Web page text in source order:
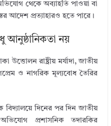
থেকে অব্যাহতি পাওয়া বা
আদেশ প্রত্যাহারও হতে পারে।
আনুষ্ঠানিকতা নয়
উত্তোলন রাষ্ট্রীয় মর্যাদা, জাতীয়
ও নাগরিক মূল্যবোধ তৈরির
বিদ্যালয়ে দিনের পর দিন জাতীয়
প্রশাসনিক তদারকির